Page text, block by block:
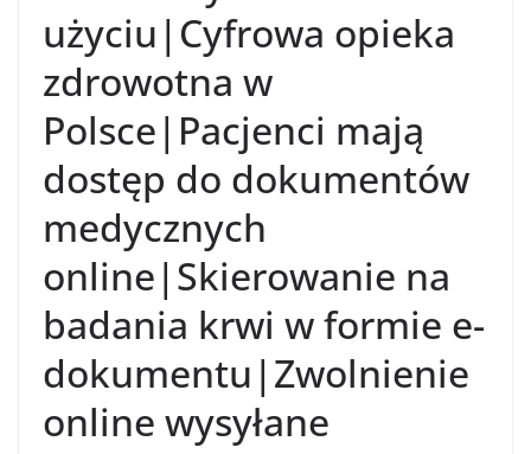
użyciu|Cyfrowa opieka
zdrowotna w
Polsce|Pacjenci mają
dostęp do dokumentów
medycznych
online|Skierowanie na
badania krwi w formie e-
dokumentu|Zwolnienie
online wysyłane